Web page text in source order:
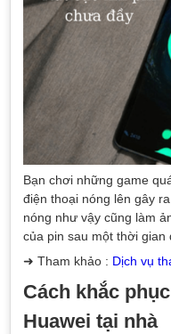
Bạn chơi những game
điện thoại nóng lên gây
nóng như vậy cũng làm
của pin sau một thời gian
➜ Tham khảo : Dịch vụ
Cách khắc
Huawei tại nhà